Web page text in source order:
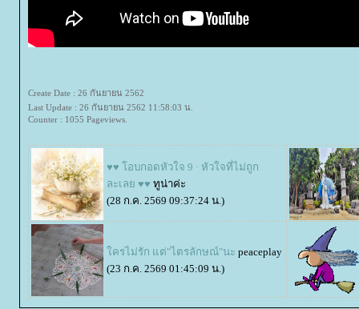
Create Date : 26 กันยายน 2562
Last Update : 26 กันยายน 2562 11:58:03 น.
Counter : 1055 Pageviews.
♥♥ โอบกอดหัวใจ 9 · หัวใจที่ไม่ถูก
ละเลย ♥♥ ทูน่าค่ะ
(28 ก.ค. 2569 09:37:24 น.)
ครไม่รัก แต่"ไตรลักษณ์"นะ peaceplay
(23 ก.ค. 2569 01:45:09 น.)